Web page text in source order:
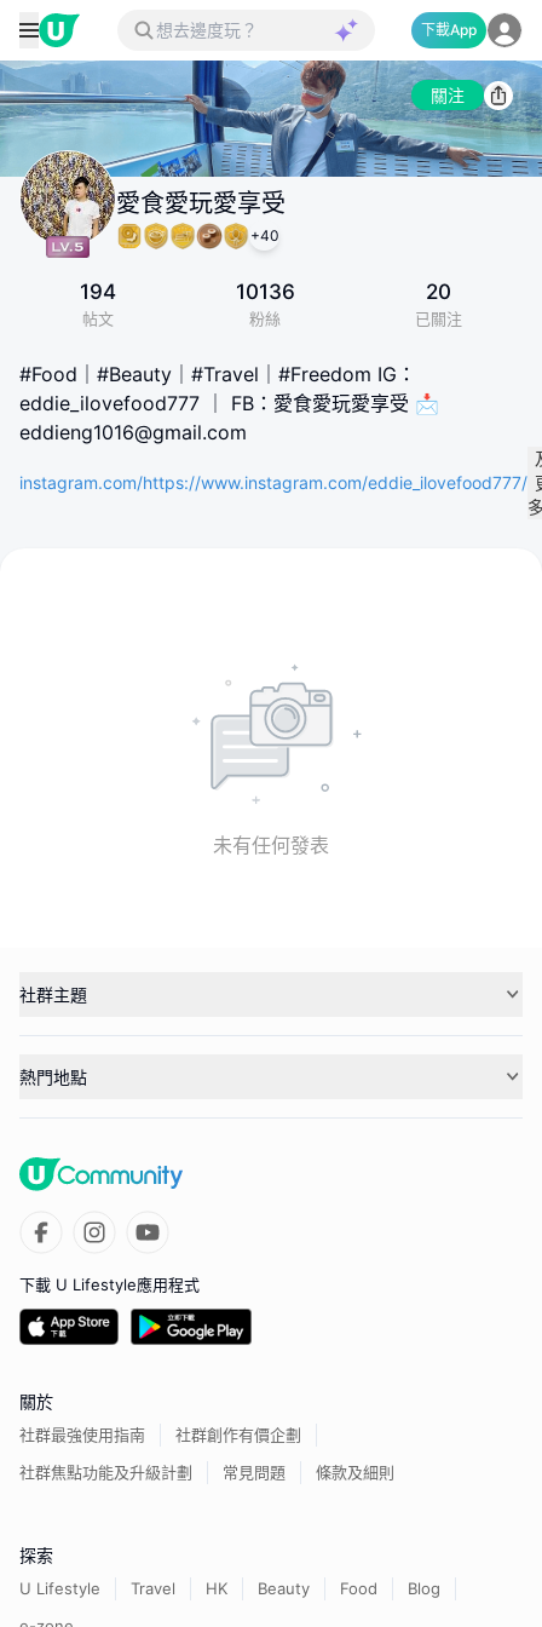
下載App
關注
愛食愛玩愛享受
+40
194
帖文
10136
粉絲
20
已關注
#Food｜#Beauty｜#Travel｜#Freedom IG：
eddie_ilovefood777 ｜ FB：愛食愛玩愛享受 📩
eddieng1016@gmail.com
instagram.com/https://www.instagram.com/eddie_ilovefood777/
未有任何發表
社群主題
熱門地點
下載 U Lifestyle應用程式
關於
社群最強使用指南
社群創作有價企劃
社群焦點功能及升級計劃
常見問題 條款及細則
探索
U Lifestyle Travel HK Beauty Food
Blog